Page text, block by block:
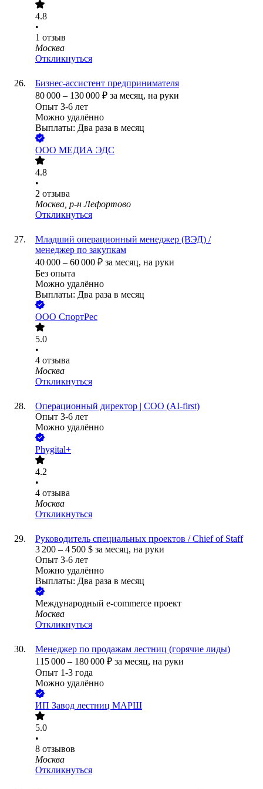
4.8
•
1 отзыв
Москва
Откликнуться
Бизнес-ассистент предпринимателя
80 000 – 130 000 ₽ за месяц, на руки
Опыт 3-6 лет
Можно удалённо
Выплаты: Два раза в месяц
ООО МЕДИА ЭДС
4.8
•
2 отзыва
Москва, р-н Лефортово
Откликнуться
Младший операционный менеджер (ВЭД) /
менеджер по закупкам
40 000 – 60 000 ₽ за месяц, на руки
Без опыта
Можно удалённо
Выплаты: Два раза в месяц
ООО СпортРес
5.0
•
4 отзыва
Москва
Откликнуться
Операционный директор | COO (AI-first)
Опыт 3-6 лет
Можно удалённо
Phygital+
4.2
•
4 отзыва
Москва
Откликнуться
Руководитель специальных проектов / Chief of Staff
3 200 – 4 500 $ за месяц, на руки
Опыт 3-6 лет
Можно удалённо
Выплаты: Два раза в месяц
Международный e-commerce проект
Москва
Откликнуться
Менеджер по продажам лестниц (горячие лиды)
115 000 – 180 000 ₽ за месяц, на руки
Опыт 1-3 года
Можно удалённо
ИП Завод лестниц МАРШ
5.0
•
8 отзывов
Москва
Откликнуться